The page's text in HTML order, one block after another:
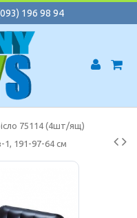
196 98 94
75114 (4шт/ящ)
191-97-64 см